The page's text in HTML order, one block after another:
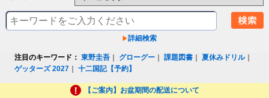
詳細検索
注目のキーワード： 東野圭吾 グローグー ｜課題図書 ｜夏休みドリル｜
ゲッターズ 2027 ｜十二国記【予約】
【ご案内】お盆期間の配送について